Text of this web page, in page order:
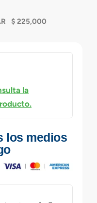
la
los medios